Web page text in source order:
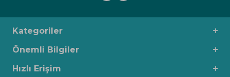
Kategoriler
Önemli Bilgiler
Hızlı Erişim